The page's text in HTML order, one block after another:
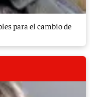
para el cambio de